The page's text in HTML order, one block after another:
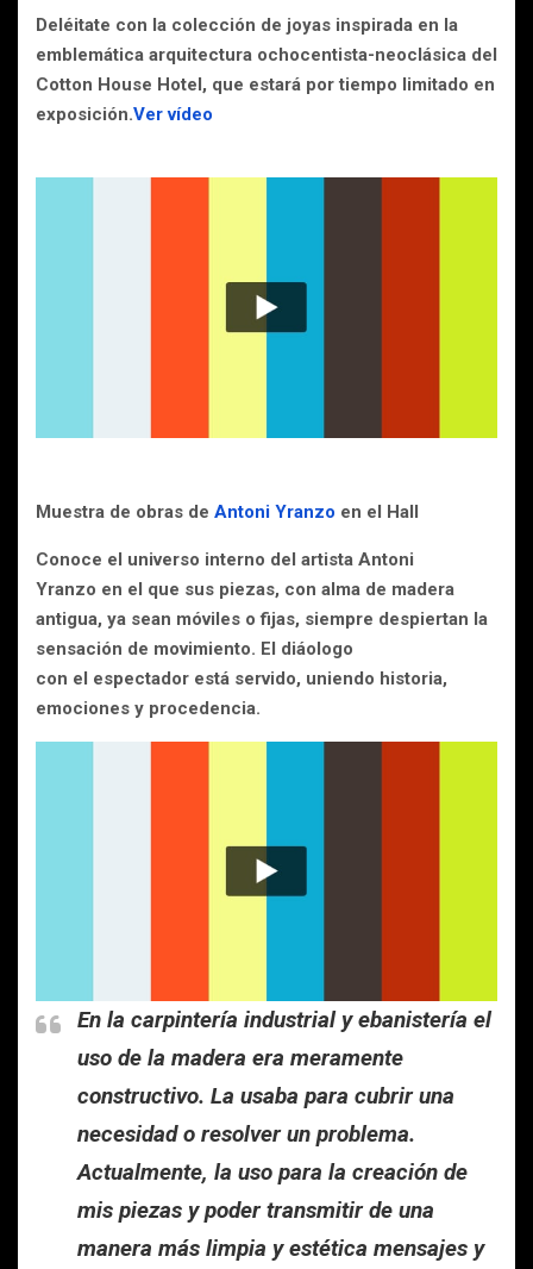
Deléitate con la colección de joyas inspirada en la
emblemática arquitectura ochocentista-neoclásica del
Cotton House Hotel, que estará por tiempo limitado en
exposición.Ver vídeo
Muestra de obras de Antoni Yranzo en el Hall
Conoce el universo interno del artista Antoni
Yranzo en el que sus piezas, con alma de madera
antigua, ya sean móviles o fijas, siempre despiertan la
sensación de movimiento. El diáologo
con el espectador está servido, uniendo historia,
emociones y procedencia.
En la carpintería industrial y ebanistería el
uso de la madera era meramente
constructivo. La usaba para cubrir una
necesidad o resolver un problema.
Actualmente, la uso para la creación de
mis piezas y poder transmitir de una
manera más limpia y estética mensajes y